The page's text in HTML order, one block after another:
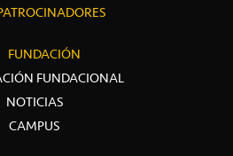
FUNDACIÓN
FUNDACIONAL
NOTICIAS
CAMPUS